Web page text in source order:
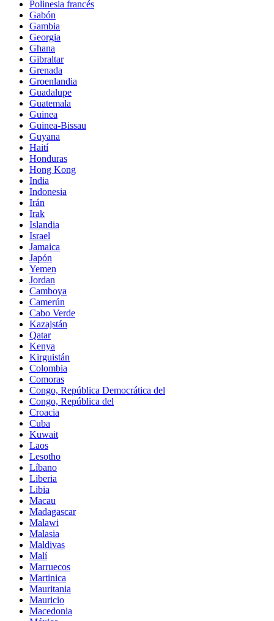
Polinesia francés
Gabón
Gambia
Georgia
Ghana
Gibraltar
Grenada
Groenlandia
Guadalupe
Guatemala
Guinea
Guinea-Bissau
Guyana
Haití
Honduras
Hong Kong
India
Indonesia
Irán
Irak
Islandia
Israel
Jamaica
Japón
Yemen
Jordan
Camboya
Camerún
Cabo Verde
Kazajstán
Qatar
Kenya
Kirguistán
Colombia
Comoras
Congo, República Democrática del
Congo, República del
Croacia
Cuba
Kuwait
Laos
Lesotho
Líbano
Liberia
Libia
Macau
Madagascar
Malawi
Malasia
Maldivas
Malí
Marruecos
Martinica
Mauritania
Mauricio
Macedonia